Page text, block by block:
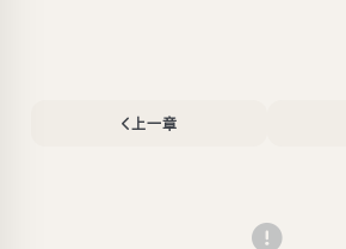
上一章